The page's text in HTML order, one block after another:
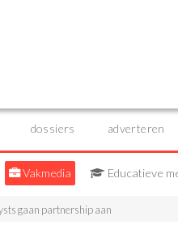
dossiers adverteren
Vakmedia Educatieve
gaan partnership aan